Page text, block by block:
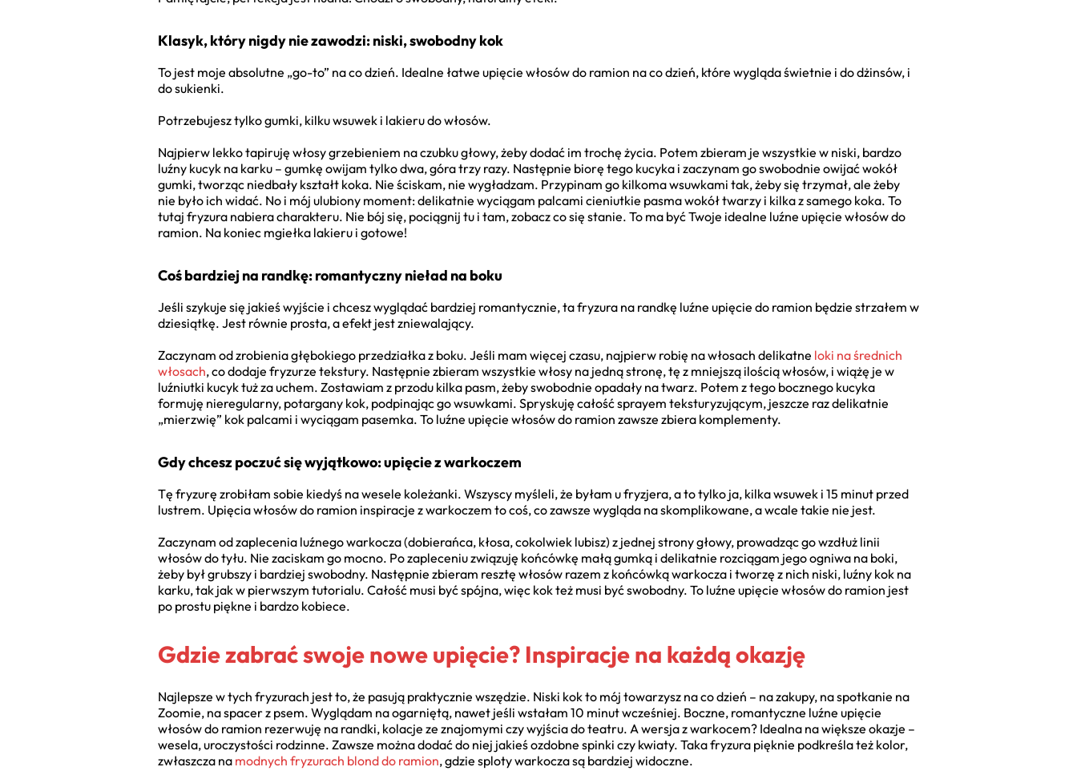
Klasyk, który nigdy nie zawodzi: niski, swobodny kok
To jest moje absolutne „go-to” na co dzień. Idealne łatwe upięcie włosów do ramion na co dzień, które wygląda świetnie i do dżinsów, i
do sukienki.
Potrzebujesz tylko gumki, kilku wsuwek i lakieru do włosów.
Najpierw lekko tapiruję włosy grzebieniem na czubku głowy, żeby dodać im trochę życia. Potem zbieram je wszystkie w niski, bardzo
luźny kucyk na karku – gumkę owijam tylko dwa, góra trzy razy. Następnie biorę tego kucyka i zaczynam go swobodnie owijać wokół
gumki, tworząc niedbały kształt koka. Nie ściskam, nie wygładzam. Przypinam go kilkoma wsuwkami tak, żeby się trzymał, ale żeby
nie było ich widać. No i mój ulubiony moment: delikatnie wyciągam palcami cieniutkie pasma wokół twarzy i kilka z samego koka. To
tutaj fryzura nabiera charakteru. Nie bój się, pociągnij tu i tam, zobacz co się stanie. To ma być Twoje idealne luźne upięcie włosów do
ramion. Na koniec mgiełka lakieru i gotowe!
Coś bardziej na randkę: romantyczny nieład na boku
Jeśli szykuje się jakieś wyjście i chcesz wyglądać bardziej romantycznie, ta fryzura na randkę luźne upięcie do ramion będzie strzałem w
dziesiątkę. Jest równie prosta, a efekt jest zniewalający.
Zaczynam od zrobienia głębokiego przedziałka z boku. Jeśli mam więcej czasu, najpierw robię na włosach delikatne loki na średnich
włosach, co dodaje fryzurze tekstury. Następnie zbieram wszystkie włosy na jedną stronę, tę z mniejszą ilością włosów, i wiążę je w
luźniutki kucyk tuż za uchem. Zostawiam z przodu kilka pasm, żeby swobodnie opadały na twarz. Potem z tego bocznego kucyka
formuję nieregularny, potargany kok, podpinając go wsuwkami. Spryskuję całość sprayem teksturyzującym, jeszcze raz delikatnie
„mierzwię” kok palcami i wyciągam pasemka. To luźne upięcie włosów do ramion zawsze zbiera komplementy.
Gdy chcesz poczuć się wyjątkowo: upięcie z warkoczem
Tę fryzurę zrobiłam sobie kiedyś na wesele koleżanki. Wszyscy myśleli, że byłam u fryzjera, a to tylko ja, kilka wsuwek i 15 minut przed
lustrem. Upięcia włosów do ramion inspiracje z warkoczem to coś, co zawsze wygląda na skomplikowane, a wcale takie nie jest.
Zaczynam od zaplecenia luźnego warkocza (dobierańca, kłosa, cokolwiek lubisz) z jednej strony głowy, prowadząc go wzdłuż linii
włosów do tyłu. Nie zaciskam go mocno. Po zapleceniu związuję końcówkę małą gumką i delikatnie rozciągam jego ogniwa na boki,
żeby był grubszy i bardziej swobodny. Następnie zbieram resztę włosów razem z końcówką warkocza i tworzę z nich niski, luźny kok na
karku, tak jak w pierwszym tutorialu. Całość musi być spójna, więc kok też musi być swobodny. To luźne upięcie włosów do ramion jest
po prostu piękne i bardzo kobiece.
Gdzie zabrać swoje nowe upięcie? Inspiracje na każdą okazję
Najlepsze w tych fryzurach jest to, że pasują praktycznie wszędzie. Niski kok to mój towarzysz na co dzień – na zakupy, na spotkanie na
Zoomie, na spacer z psem. Wyglądam na ogarniętą, nawet jeśli wstałam 10 minut wcześniej. Boczne, romantyczne luźne upięcie
włosów do ramion rezerwuję na randki, kolacje ze znajomymi czy wyjścia do teatru. A wersja z warkocem? Idealna na większe okazje –
wesela, uroczystości rodzinne. Zawsze można dodać do niej jakieś ozdobne spinki czy kwiaty. Taka fryzura pięknie podkreśla też kolor,
zwłaszcza na modnych fryzurach blond do ramion, gdzie sploty warkocza są bardziej widoczne.